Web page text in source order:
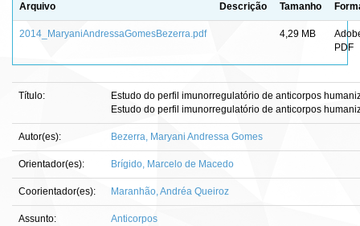
Arquivo Descrição Tamanho
2014_MaryaniAndressaGomesBezerra.pdf 4,29 MB
PDF
Título:
Estudo do perfil imunorregulatório de anticorpos
Estudo do perfil imunorregulatório de anticorpos
Autor(es): Bezerra, Maryani Andressa Gomes
Orientador(es): Brígido, Marcelo de Macedo
Coorientador(es): Maranhão, Andréa Queiroz
Assunto:
Anticorpos